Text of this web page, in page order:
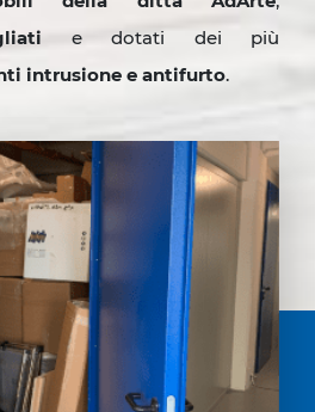
e dotati dei più
intrusione e antifurto.